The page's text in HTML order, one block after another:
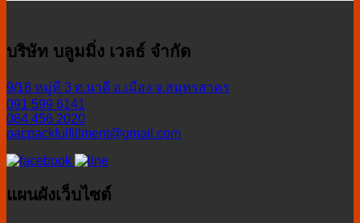
บริษัท บลูมมิ่ง เวลธ์ จำกัด
9/18 หมู่ที่ 3 ต.นาดี อ.เมือง จ.สมุทรสาคร
091 599 6141
084 456 2020
pacpackfulfillment@gmail.com
แผนผังเว็บไซต์